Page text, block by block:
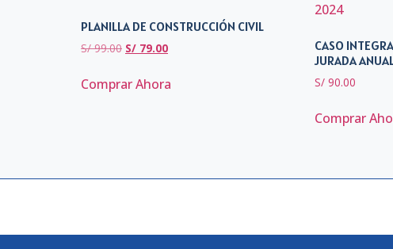
PLANILLA DE CONSTRUCCIÓN CIVIL
S/99.00 S/ 79.00
Comprar Ahora
CASO
JURADA
S/90.00
Comprar